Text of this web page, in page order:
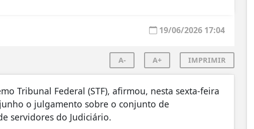
19/06/2026 17:04
A- A+ IMPRIMIR
Tribunal Federal (STF), afirmou, nesta sexta-feira
o julgamento sobre o conjunto de
servidores do Judiciário.